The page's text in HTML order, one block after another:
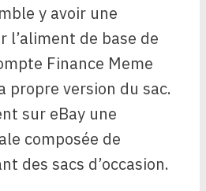
y avoir une
l’aliment de base de
Finance Meme
propre version du sac.
sur eBay une
composée de
des sacs d’occasion.